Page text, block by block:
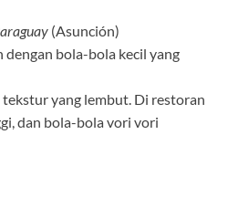
(Asunción)
dengan bola-bola kecil yang
yang lembut. Di restoran
dan bola-bola vori vori